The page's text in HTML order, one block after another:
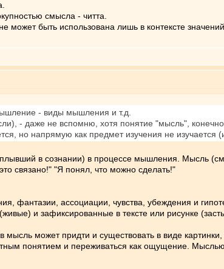
смысла - читта.
может быть использована лишь в контексте
- виды мышления и т.д.
- даже не вспомню, хотя понятие "мысль",
но напрямую как предмет изучения не изучается
в сознании) в процессе мышления. Мысль
связано!" "Я понял, что можно сделать!"
фантазии, ассоциации, чувства, убеждения и
и зафиксированные в тексте или рисунке
мысль может придти и существовать в виде
понятием и переживаться как ощущение.